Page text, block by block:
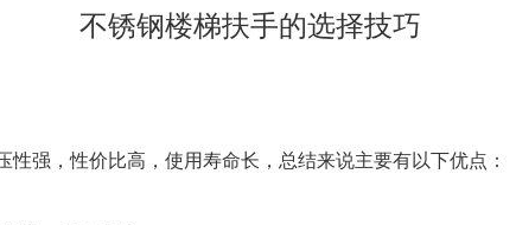
不锈钢楼梯扶手的选择技巧
强，性价比高，使用寿命长，总结来说主要有以下优点：